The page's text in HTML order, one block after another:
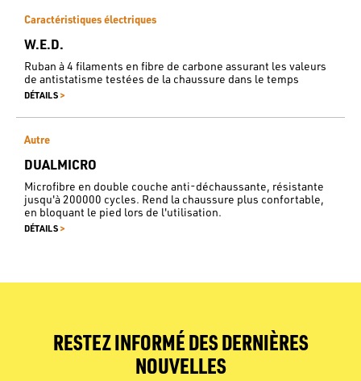
Caractéristiques électriques
W.E.D.
Ruban à 4 filaments en fibre de carbone assurant les valeurs
de antistatisme testées de la chaussure dans le temps
DÉTAILS >
Autre
DUALMICRO
Microfibre en double couche anti-déchaussante, résistante
jusqu'à 200000 cycles. Rend la chaussure plus confortable,
en bloquant le pied lors de l'utilisation.
DÉTAILS >
RESTEZ INFORMÉ DES DERNIÈRES
NOUVELLES